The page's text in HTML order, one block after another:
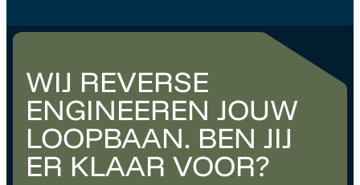
WIJ REVERSE
ENGINEEREN JOUW
LOOPBAAN. BEN JIJ
ER KLAAR VOOR?